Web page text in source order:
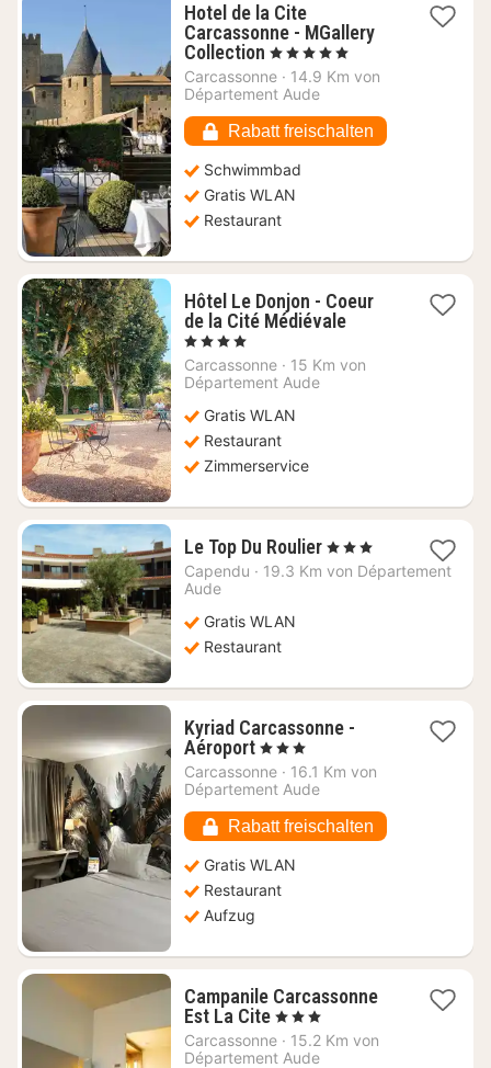
Hotel de la Cite
Carcassonne - MGallery
Collection 1
Nacht
ab
€
, 5 Sterne
Carcassonne · 14.9 Km von
Département Aude
Rabatt freischalten
Schwimmbad
Gratis WLAN
Restaurant
Hôtel Le Donjon - Coeur
de la Cité Médiévale1
ab
, 4 Sterne
Carcassonne · 15 Km von
Département Aude
Gratis WLAN
Restaurant
Zimmerservice
Le Top Du Roulier1
Nacht
, 3 Sterne
Capendu · 19.3 Km von Département
Aude
Gratis WLAN
Restaurant
Kyriad Carcassonne -
Aéroport1
Nacht
ab
€
, 3 Sterne
Carcassonne · 16.1 Km von
Département Aude
Rabatt freischalten
Gratis WLAN
Restaurant
Aufzug
Campanile Carcassonne
Est La Cite1
Nacht
ab
, 3 Sterne
Carcassonne · 15.2 Km von
Département Aude